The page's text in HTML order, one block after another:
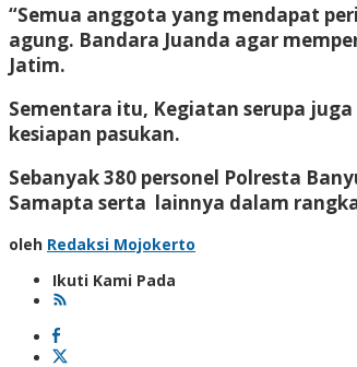
“Semua anggota yang mendapat
agung. Bandara Juanda agar
Jatim.
Sementara itu, Kegiatan serupa
kesiapan pasukan.
Sebanyak 380 personel Polresta
Samapta serta lainnya dalam
oleh Redaksi Mojokerto
Ikuti Kami Pada